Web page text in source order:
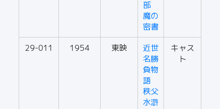
部
魔の
密書
29-011 1954 東映
近世
名勝
負物
語
秩父
水滸
キャス
ト